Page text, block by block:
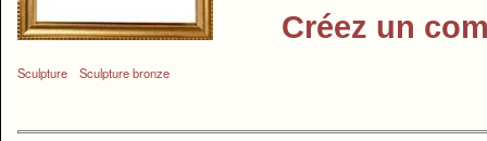
Sculpture Sculpture bronze
Créez un